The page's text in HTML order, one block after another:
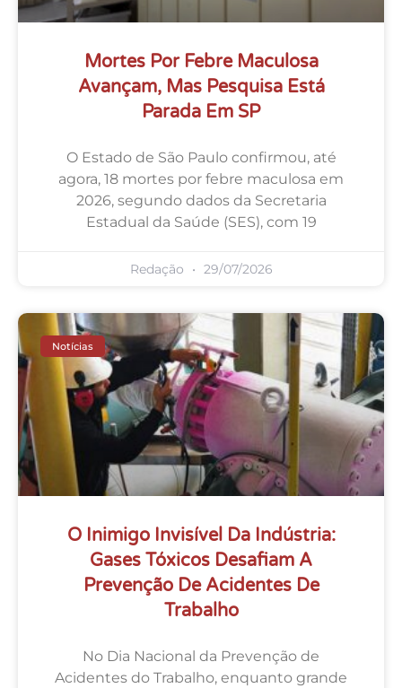
Mortes Por Febre Maculosa
Avançam, Mas Pesquisa Está
Parada Em SP
O Estado de São Paulo confirmou, até
agora, 18 mortes por febre maculosa em
2026, segundo dados da Secretaria
Estadual da Saúde (SES), com 19
Redação 29/07/2026
Notícias
O Inimigo Invisível Da Indústria:
Gases Tóxicos Desafiam A
Prevenção De Acidentes De
Trabalho
No Dia Nacional da Prevenção de
Acidentes do Trabalho, enquanto grande